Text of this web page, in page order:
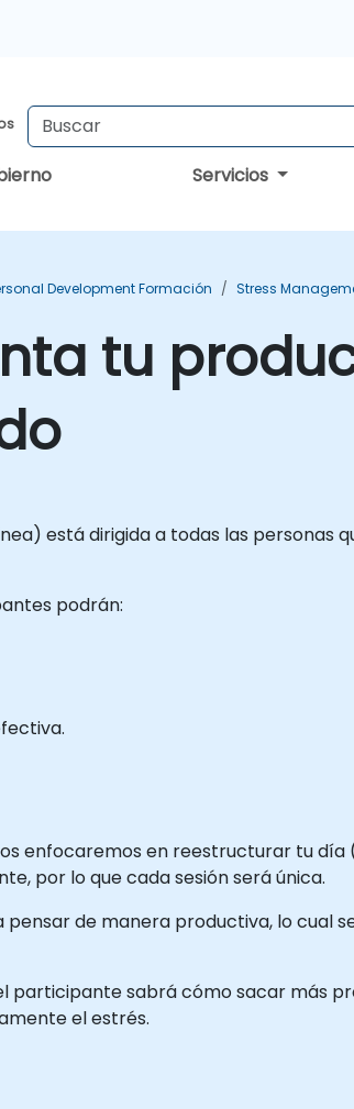
Servicios
Development Formación Stress
tu
está dirigida a todas las
podrán:
enfocaremos en reestructurar tu
por lo que cada sesión será única.
de manera productiva, lo cual
participante sabrá cómo sacar más
el estrés.